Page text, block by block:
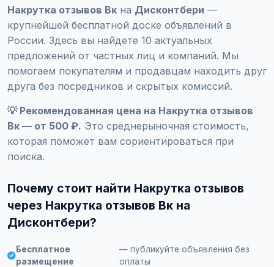
Накрутка отзывов Вк на Дисконтбери —
крупнейшей бесплатной доске объявлений в
России. Здесь вы найдете 10 актуальных
предложений от частных лиц и компаний. Мы
помогаем покупателям и продавцам находить друг
друга без посредников и скрытых комиссий.
💡 Рекомендованная цена на Накрутка отзывов
Вк — от 500 ₽. Это среднерыночная стоимость,
которая поможет вам сориентироваться при
поиска.
Почему стоит найти Накрутка отзывов
через Накрутка отзывов Вк на
Дисконтбери?
Бесплатное
размещение
— публикуйте объявления без
оплаты